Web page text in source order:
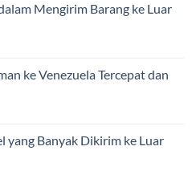
Mengirim Barang ke Luar
ke Venezuela Tercepat dan
yang Banyak Dikirim ke Luar